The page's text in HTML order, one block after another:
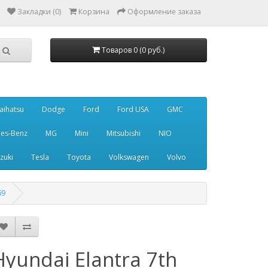
Закладки (0) Корзина Оформление заказа
Товаров 0 (0 руб.)
Dodge Ford Ford USA GMC
Benz MG Mini Mitsubishi NIO
Tesla Toyota Volkswagen Volvo
Elantra 7th